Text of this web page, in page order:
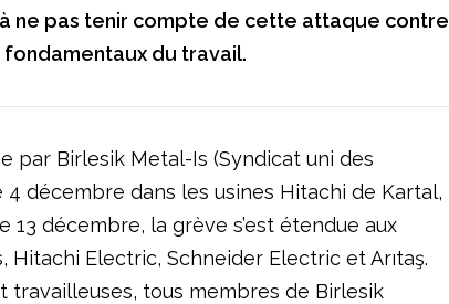
ne pas tenir compte de cette attaque contre
du travail.
par Birlesik Metal-Is (Syndicat uni des
décembre dans les usines Hitachi de Kartal,
13 décembre, la grève s’est étendue aux
Hitachi Electric, Schneider Electric et Arıtaş.
travailleuses, tous membres de Birlesik